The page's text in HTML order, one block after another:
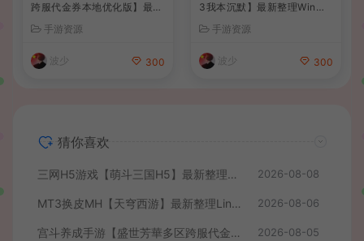
跨服代金券本地优化版】最新
整理单机一键即玩端+Linux
手工服务端+CDK授权后台
+安卓+详细搭建教程
手游资源
波少 300
3我本沉默】最新整理Win系
服务端+安卓苹果PC三端+详
细搭建教程
手游资源
波少 300
猜你喜欢
三网H5游戏【萌斗三国H5】最新整理WIN系服务端+GM后台+详细搭建教程 2026-08-08
MT3换皮MH【天穹西游】最新整理Linux手工服务端+安卓苹果双端+GM后台+详细搭建教程+全套源码+视频教程 2026-08-06
宫斗养成手游【盛世芳華多区跨服代金券本地优化版】最新整理单机一键即玩端+Linux手工服务端+CDK授权后台+安卓+详细搭建教程 2026-08-05